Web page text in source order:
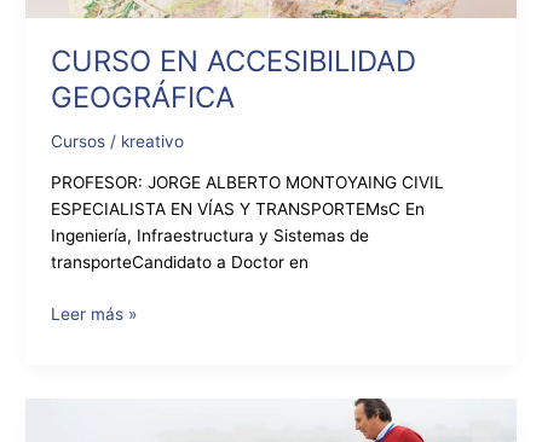
CURSO EN ACCESIBILIDAD
GEOGRÁFICA
Cursos/ kreativo
PROFESOR: JORGE ALBERTO MONTOYAING CIVIL
ESPECIALISTA EN VÍAS Y TRANSPORTEMsC En
Ingeniería, Infraestructura y Sistemas de
transporteCandidato a Doctor en
Leer más »